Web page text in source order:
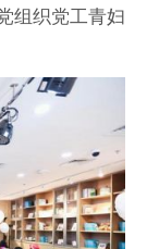
组织党工青妇